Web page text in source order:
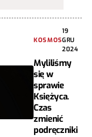
KOSMOS
19
GRU
2024
Myliliśmy
się w
sprawie
Księżyca.
Czas
zmienić
podręczniki